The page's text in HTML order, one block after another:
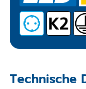
Technische